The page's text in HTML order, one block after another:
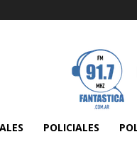
POLICIALES